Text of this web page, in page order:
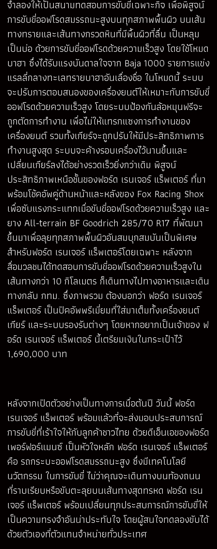
จำลองให้เป็นสนามทดสอบการขับขี่เฉพาะกิจ เพื่อพิสูจน์
การขับขี่ออฟโรดสมรรถนะสูงบนทุกสภาพพื้นผิว บนเส้น
ทางทรายและเส้นทางกรวดหินที่มีพื้นผิวที่ลื่น เป็นหลุม
เป็นบ่อ ด้วยการขับขี่ออฟโรดด้วยความเร็วสูง โดยใช้โหมด
บาฮา ซึ่งได้รับแรงบันดาลใจจาก Baja 1000 รายการแข่ง
แรลลี่กลางทะเลทรายบาฮาอันเลื่องชื่อ ในโหมดนี้ ระบบ
จะปรับการตอบสนองของเครื่องยนต์ให้เหมาะกับการขับขี่
ออฟโรดด้วยความเร็วสูง โดยระบบป้องกันล้อหมุนฟรีจะ
ถูกตัดการทำงาน เพื่อไม่ให้แทรกแซงการทำงานของ
เครื่องยนต์ รวมทั้งเกียร์จะถูกปรับให้มีประสิทธิภาพการ
ทำงานสูงสุด ระบบจะค้างรอบเครื่องไว้นานขึ้นและ
เปลี่ยนเกียร์ลงได้อย่างรวดเร็วยิ่งกว่าเดิม พิสูจน์
ประสิทธิภาพเหนือชั้นของฟอร์ด เรนเจอร์ แร็พเตอร์ ที่มา
พร้อมโช้คอัพคู่ด้านหน้าและหลังของ Fox Racing Shox
เพื่อซับแรงกระแทกเมื่อขับขี่ออฟโรดด้วยความเร็วสูง และ
ยาง All-terrain BF Goodrich 285/70 R17 ที่พัฒนา
ขึ้นมาเพื่อลุยทุกสภาพพื้นผิวอันสมบุกสมบันเป็นพิเศษ
สำหรับฟอร์ด เรนเจอร์ แร็พเตอร์โดยเฉพาะ หลังจาก
สื่อมวลชนได้ทดสอบการขับขี่ออฟโรดด้วยความเร็วสูงใน
เส้นทางกว่า 10 กิโลเมตร ก็เดินทางไปทางอาหารและเดิน
ทางกลับ กทม. ซึ่งภาพรวม ต้องบอกว่า ฟอร์ด เรนเจอร์
แร็พเตอร์ เป็นปิคอัพพรีเมี่ยมที่ใส่มาเต็มทั้งเครื่องยนต์
เกียร์ และระบบรองรับต่างๆ โดยหากอยากเป็นเจ้าของ ฟ
อร์ด เรนเจอร์ แร็พเตอร์ นี้เตรียมเงินในกระเป๋าไว้
1,690,000 บาท
หลังจากเปิดตัวอย่างเป็นทางการเมื่อต้นปี วันนี้ ฟอร์ด
เรนเจอร์ แร็พเตอร์ พร้อมแล้วที่จะส่งมอบประสบการณ์
การขับขี่ที่เร้าใจให้กับลูกค้าชาวไทย ด้วยดีเอ็นเอของฟอร์ด
เพอร์ฟอร์แมนซ์ เป็นหัวใจหลัก ฟอร์ด เรนเจอร์ แร็พเตอร์
คือ รถกระบะออฟโรดสมรรถนะสูง ซึ่งมีเทคโนโลยี
นวัตกรรม ในการขับขี่ ไม่ว่าคุณจะเดินทางบนท้องถนน
ที่ราบเรียบหรือขับตะลุยบนเส้นทางสุดทรหด ฟอร์ด เรน
เจอร์ แร็พเตอร์ พร้อมเปลี่ยนทุกประสบการณ์การขับขี่ให้
เป็นความทรงจำอันน่าประทับใจ โดยผู้สนใจทดลองขับได้
ด้วยตัวเองที่ตัวแทนจำหน่ายทั่วประเทศ